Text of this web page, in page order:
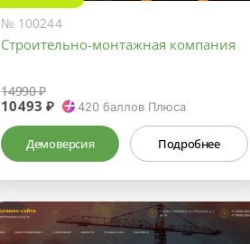
№ 100244
Строительно-монтажная компания
14990 ₽
10493 ₽ 420баллов Плюса
Демоверсия Подробнее